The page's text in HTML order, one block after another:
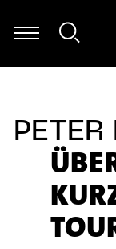
Ommer - Frank
PETER